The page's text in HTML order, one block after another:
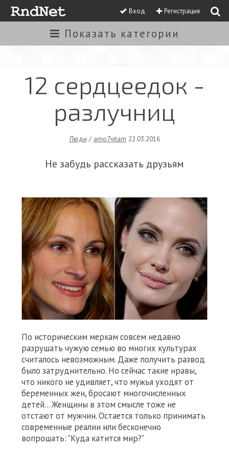
Вход Регистрация
Показать категории
12 сердцеедок -
разлучниц
Люди / amo7vitam 22.03.2016
Не забудь рассказать друзьям
По историческим меркам совсем недавно
разрушать чужую семью во многих культурах
считалось невозможным. Даже получить развод
было затруднительно. Но сейчас такие нравы,
что никого не удивляет, что мужья уходят от
беременных жен, бросают многочисленных
детей... Женщины в этом смысле тоже не
отстают от мужчин. Остается только принимать
современные реалии или бесконечно
вопрошать: "Куда катится мир?"